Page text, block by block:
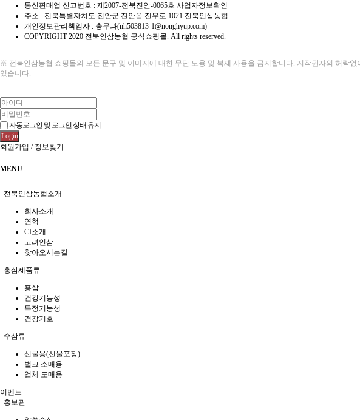
통신판매업 신고번호 : 제2007-전북진안-0065호 사업자정보확인
주소 : 전북특별자치도 진안군 진안읍 진무로 1021 전북인삼농협
개인정보관리책임자 : 총무과(nh503813-1@nonghyup.com)
COPYRIGHT2020 전북인삼농협 공식쇼핑몰. All rights reserved.
※ 전북인삼농협 쇼핑몰의 모든 문구 및 이미지에 대한 무단 도용 및 복제 사용을 금지합니다. 저작권자의 허락
있습니다.
자동로그인 및 로그인 상태 유지
Login
회원가입 / 정보찾기
MENU
전북인삼농협소개
회사소개
연혁
CI소개
고려인삼
찾아오시는길
홍삼제품류
홍삼
건강기능성
특정기능성
건강기호
수삼류
선물용(선물포장)
벌크 소매용
업체 도매용
이벤트
홍보관